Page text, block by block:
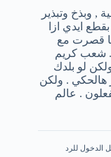
, وبذخ وتبذير
ايدي ازا
قصرت مع
. شعب كريم
لو بلدك
. ولكن
. عالم
الدخول للرد